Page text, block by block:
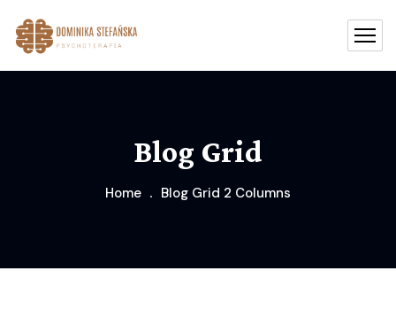
Blog Grid
Home Blog Grid 2 Columns